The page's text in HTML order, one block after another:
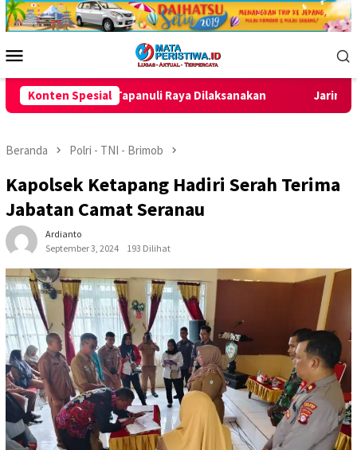
Loncat
ke
Mobile
Konten Spesial
Dilaksanakan Jaring Talenta Muda Usia Dini, BP
Beranda Polri - TNI - Brimob
Kapolsek Ketapang Hadiri Serah Terima
Jabatan Camat Seranau
Ardianto
September 3, 2024
193 Dilihat